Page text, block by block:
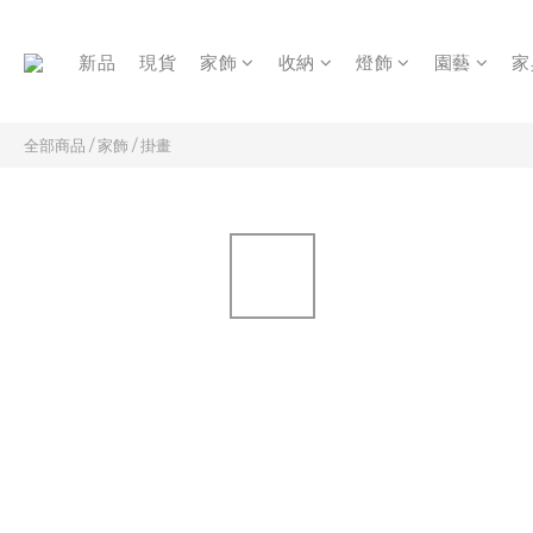
新品 現貨 家飾 收納 燈飾 園藝
全部商品 /家飾 /掛畫